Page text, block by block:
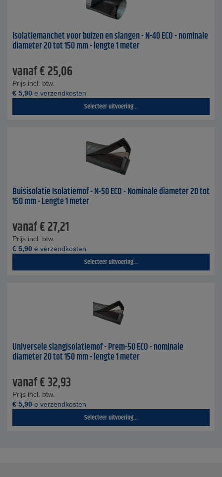
Isolatiemanchet voor buizen en slangen - N-40 ECO - nominale
diameter 20 tot 150 mm - lengte 1 meter
vanaf€25,06
Prijs incl. btw.
€ 5,90 e verzendkosten
Selecteer uitvoering...
Buisisolatie Isolatiemof - N-50 ECO - Nominale diameter 20 tot
150 mm - Lengte 1 meter
vanaf€27,21
Prijs incl. btw.
€ 5,90 e verzendkosten
Selecteer uitvoering...
Universele slangisolatiemof - Prem-50 ECO - nominale
diameter 20 tot 150 mm - lengte 1 meter
vanaf€32,93
Prijs incl. btw.
€ 5,90 e verzendkosten
Selecteer uitvoering...